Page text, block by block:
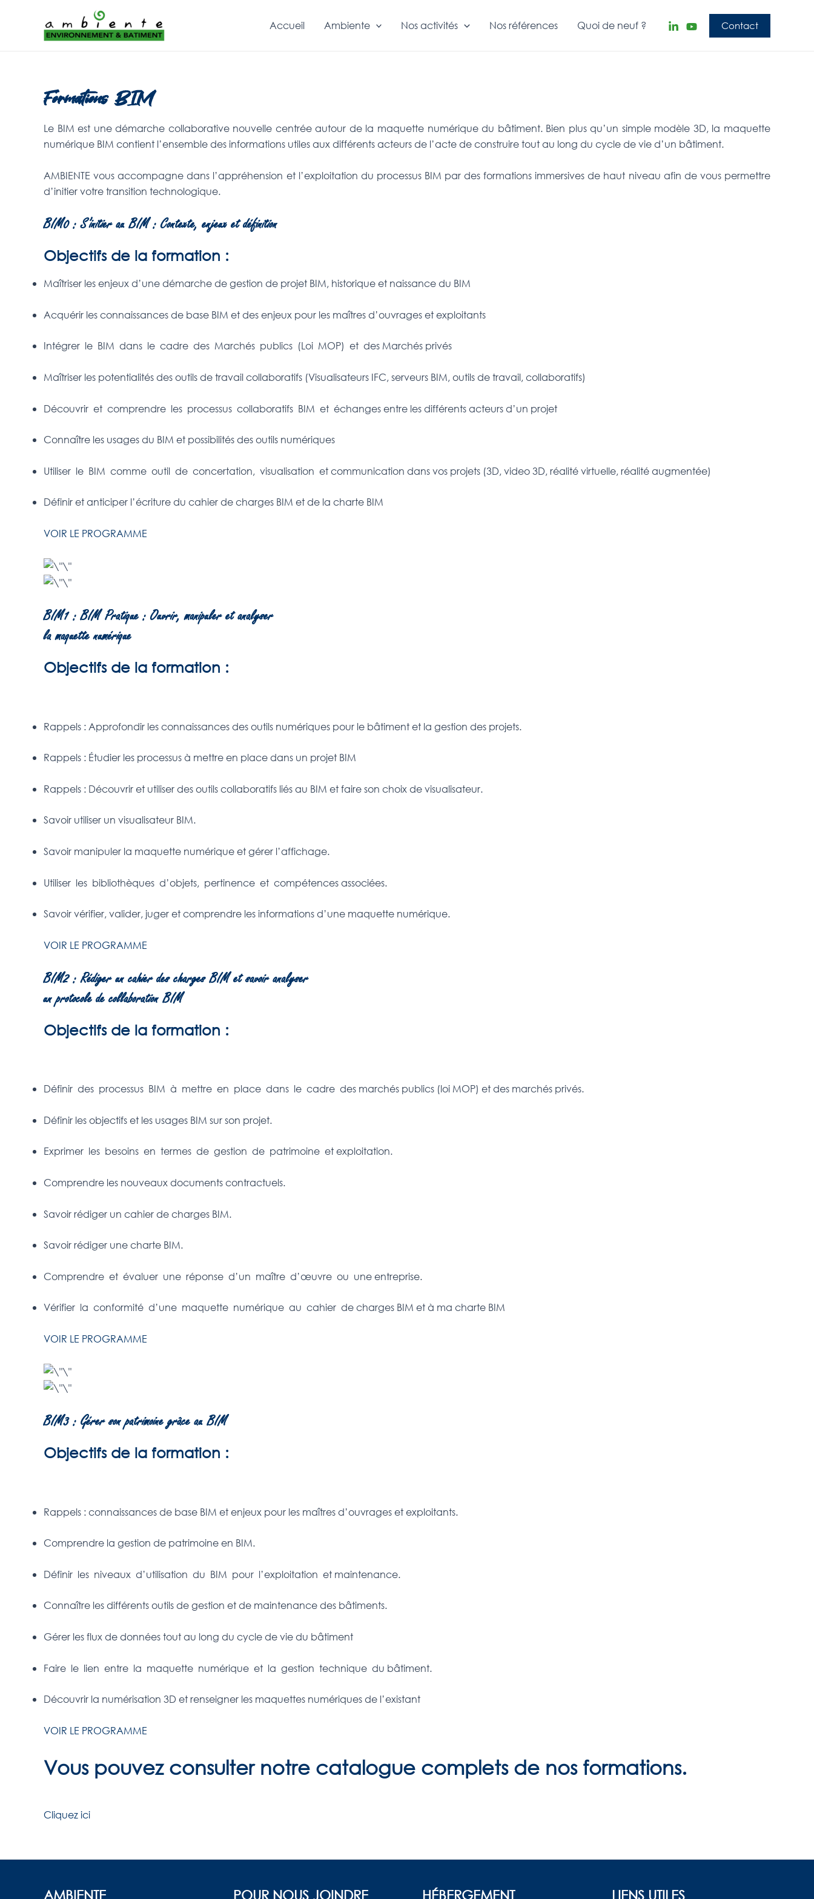
Accueil Ambiente Nos activités Nos références Quoi de neuf ? Contact
Formations BIM
Le BIM est une démarche collaborative nouvelle centrée autour de la maquette numérique du bâtiment. Bien plus qu’un simple modèle 3D, la maquette
numérique BIM contient l’ensemble des informations utiles aux différents acteurs de l’acte de construire tout au long du cycle de vie d’un bâtiment.
AMBIENTE vous accompagne dans l’appréhension et l’exploitation du processus BIM par des formations immersives de haut niveau afin de vous permettre
d’initier votre transition technologique.
BIM0 : S’initier au BIM : Contexte, enjeux et définition
Objectifs de la formation :
Maîtriser les enjeux d’une démarche de gestion de projet BIM, historique et naissance du BIM
Acquérir les connaissances de base BIM et des enjeux pour les maîtres d’ouvrages et exploitants
Intégrer le BIM dans le cadre des Marchés publics (Loi MOP) et des Marchés privés
Maîtriser les potentialités des outils de travail collaboratifs (Visualisateurs IFC, serveurs BIM, outils de travail, collaboratifs)
Découvrir et comprendre les processus collaboratifs BIM et échanges entre les différents acteurs d’un projet
Connaître les usages du BIM et possibilités des outils numériques
Utiliser le BIM comme outil de concertation, visualisation et communication dans vos projets (3D, video 3D, réalité virtuelle, réalité augmentée)
Définir et anticiper l’écriture du cahier de charges BIM et de la charte BIM
VOIR LE PROGRAMME
BIM1 : BIM Pratique : Ouvrir, manipuler et analyser
la maquette numérique
Objectifs de la formation :
Rappels : Approfondir les connaissances des outils numériques pour le bâtiment et la gestion des projets.
Rappels : Étudier les processus à mettre en place dans un projet BIM
Rappels : Découvrir et utiliser des outils collaboratifs liés au BIM et faire son choix de visualisateur.
Savoir utiliser un visualisateur BIM.
Savoir manipuler la maquette numérique et gérer l’affichage.
Utiliser les bibliothèques d’objets, pertinence et compétences associées.
Savoir vérifier, valider, juger et comprendre les informations d’une maquette numérique.
VOIR LE PROGRAMME
BIM2 : Rédiger un cahier des charges BIM et savoir analyser
un protocole de collaboration BIM
Objectifs de la formation :
Définir des processus BIM à mettre en place dans le cadre des marchés publics (loi MOP) et des marchés privés.
Définir les objectifs et les usages BIM sur son projet.
Exprimer les besoins en termes de gestion de patrimoine et exploitation.
Comprendre les nouveaux documents contractuels.
Savoir rédiger un cahier de charges BIM.
Savoir rédiger une charte BIM.
Comprendre et évaluer une réponse d’un maître d’œuvre ou une entreprise.
Vérifier la conformité d’une maquette numérique au cahier de charges BIM et à ma charte BIM
VOIR LE PROGRAMME
BIM3 : Gérer son patrimoine grâce au BIM
Objectifs de la formation :
Rappels : connaissances de base BIM et enjeux pour les maîtres d’ouvrages et exploitants.
Comprendre la gestion de patrimoine en BIM.
Définir les niveaux d’utilisation du BIM pour l’exploitation et maintenance.
Connaître les différents outils de gestion et de maintenance des bâtiments.
Gérer les flux de données tout au long du cycle de vie du bâtiment
Faire le lien entre la maquette numérique et la gestion technique du bâtiment.
Découvrir la numérisation 3D et renseigner les maquettes numériques de l’existant
VOIR LE PROGRAMME
Vous pouvez consulter notre catalogue complets de nos formations.
Cliquez ici
AMBIENTE POUR NOUS JOINDRE HÉBERGEMENT LIENS UTILES